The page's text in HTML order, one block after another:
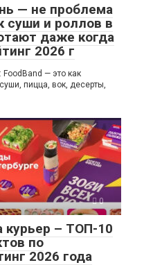
— не проблема
суши и роллов в
даже когда
2026 г
FoodBand — это как
пицца, вок, десерты,
0
курьер – ТОП-10
по
2026 года